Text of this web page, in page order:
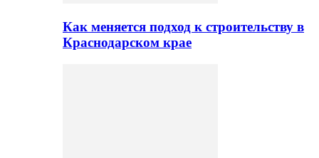
Как меняется подход к строительству в
Краснодарском крае